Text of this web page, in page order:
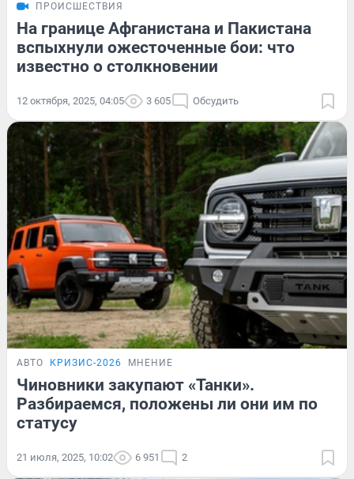
ПРОИСШЕСТВИЯ
На границе Афганистана и Пакистана
вспыхнули ожесточенные бои: что
известно о столкновении
12 октября, 2025, 04:05 3 605 Обсудить
АВТО КРИЗИС-2026 МНЕНИЕ
Чиновники закупают «Танки».
Разбираемся, положены ли они им по
статусу
21 июля, 2025, 10:02 6 951 2